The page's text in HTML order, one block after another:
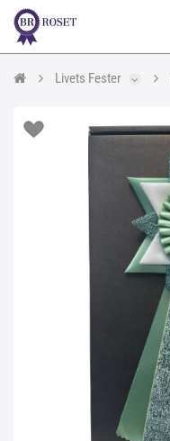
Livets Fester